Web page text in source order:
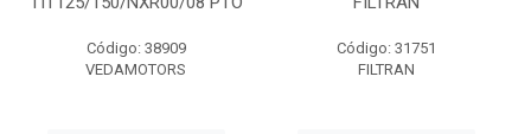
Código: 38909
VEDAMOTORS
Código: 31751
FILTRAN